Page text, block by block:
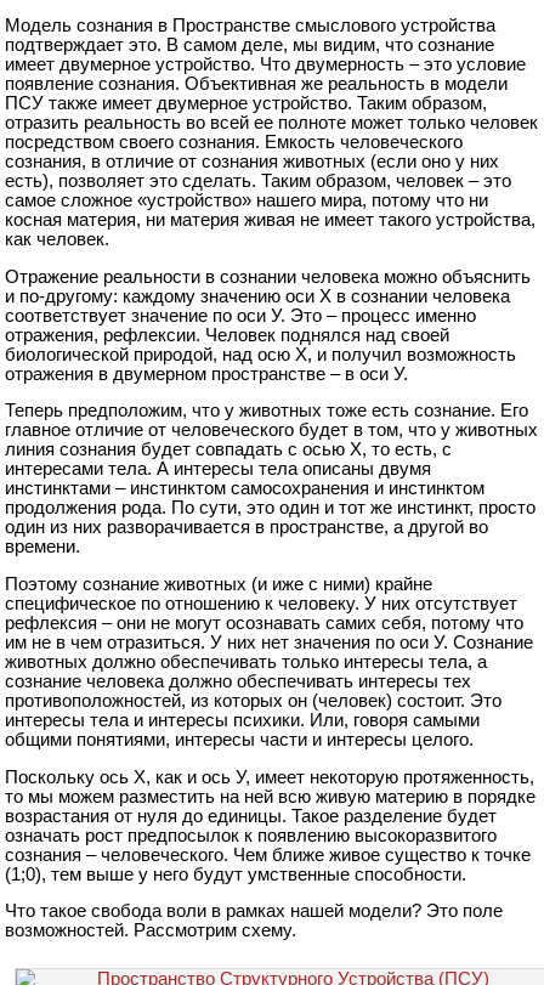
Модель сознания в Пространстве смыслового устройства
подтверждает это. В самом деле, мы видим, что сознание
имеет двумерное устройство. Что двумерность – это условие
появление сознания. Объективная же реальность в модели
ПСУ также имеет двумерное устройство. Таким образом,
отразить реальность во всей ее полноте может только человек
посредством своего сознания. Емкость человеческого
сознания, в отличие от сознания животных (если оно у них
есть), позволяет это сделать. Таким образом, человек – это
самое сложное «устройство» нашего мира, потому что ни
косная материя, ни материя живая не имеет такого устройства,
как человек.
Отражение реальности в сознании человека можно объяснить
и по-другому: каждому значению оси Х в сознании человека
соответствует значение по оси У. Это – процесс именно
отражения, рефлексии. Человек поднялся над своей
биологической природой, над осю Х, и получил возможность
отражения в двумерном пространстве – в оси У.
Теперь предположим, что у животных тоже есть сознание. Его
главное отличие от человеческого будет в том, что у животных
линия сознания будет совпадать с осью Х, то есть, с
интересами тела. А интересы тела описаны двумя
инстинктами – инстинктом самосохранения и инстинктом
продолжения рода. По сути, это один и тот же инстинкт, просто
один из них разворачивается в пространстве, а другой во
времени.
Поэтому сознание животных (и иже с ними) крайне
специфическое по отношению к человеку. У них отсутствует
рефлексия – они не могут осознавать самих себя, потому что
им не в чем отразиться. У них нет значения по оси У. Сознание
животных должно обеспечивать только интересы тела, а
сознание человека должно обеспечивать интересы тех
противоположностей, из которых он (человек) состоит. Это
интересы тела и интересы психики. Или, говоря самыми
общими понятиями, интересы части и интересы целого.
Поскольку ось Х, как и ось У, имеет некоторую протяженность,
то мы можем разместить на ней всю живую материю в порядке
возрастания от нуля до единицы. Такое разделение будет
означать рост предпосылок к появлению высокоразвитого
сознания – человеческого. Чем ближе живое существо к точке
(1;0), тем выше у него будут умственные способности.
Что такое свобода воли в рамках нашей модели? Это поле
возможностей. Рассмотрим схему.